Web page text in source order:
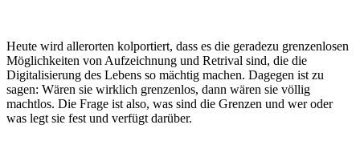
Heute wird allerorten kolportiert, dass es die geradezu grenzenlosen
Möglichkeiten von Aufzeichnung und Retrival sind, die die
Digitalisierung des Lebens so mächtig machen. Dagegen ist zu
sagen: Wären sie wirklich grenzenlos, dann wären sie völlig
machtlos. Die Frage ist also, was sind die Grenzen und wer oder
was legt sie fest und verfügt darüber.